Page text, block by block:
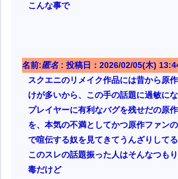
こんな事で
名前:匿名: 投稿日：2026/02/05(木)
スクエニのリメイク作品には昔から原
けが多いから、この手の話題に過敏に
プレイヤーに有利なバグを残せだの原
を、本気の不満としてかつ原作ファン
で喧伝する奴を見てきてうんざりして
このスレの話題振った人はそんなつも
毒だけど